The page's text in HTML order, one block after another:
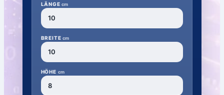
LÄNGEcm
BREITEcm
HÖHE cm